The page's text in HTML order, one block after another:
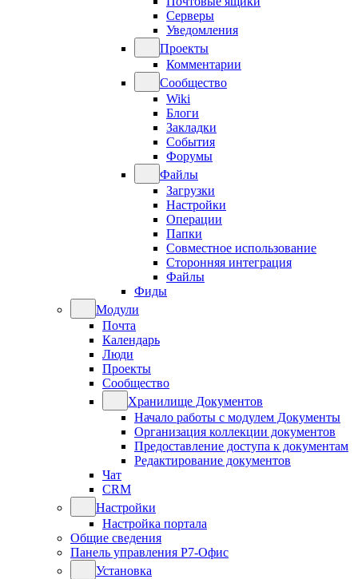
Серверы
Уведомления
Проекты
Комментарии
Сообщество
Wiki
Блоги
Закладки
События
Форумы
Файлы
Загрузки
Настройки
Операции
Папки
Совместное использование
Сторонняя интеграция
Файлы
Фиды
Модули
Почта
Календарь
Люди
Проекты
Сообщество
Хранилище Документов
Начало работы с модулем Документы
Организация коллекции документов
Предоставление доступа к документам
Редактирование документов
Чат
CRM
Настройки
Настройка портала
Общие сведения
Панель управления Р7-Офис
Установка